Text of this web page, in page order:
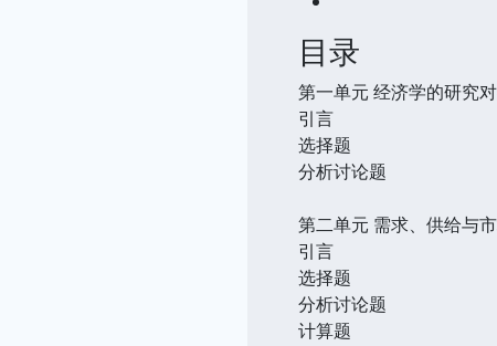
目录
第一单元 经济学的研究
引言
选择题
分析讨论题
第二单元 需求、供给与
引言
选择题
分析讨论题
计算题